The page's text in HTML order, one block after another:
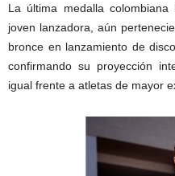
La última medalla
joven lanzadora, aún
bronce en lanzamiento de
confirmando su proyección
igual frente a atletas de mayor